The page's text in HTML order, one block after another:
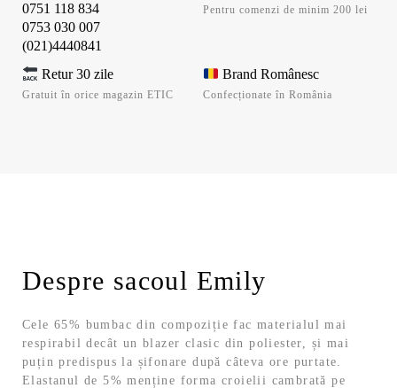
0751 118 834
0753 030 007
(021)4440841
Pentru comenzi de minim 200 lei
Retur 30 zile
Gratuit în orice magazin ETIC
Brand Românesc
Confecționate în România
Despre sacoul Emily
Cele 65% bumbac din compoziție fac materialul mai
respirabil decât un blazer clasic din poliester, și mai
puțin predispus la șifonare după câteva ore purtate.
Elastanul de 5% menține forma croielii cambrată pe